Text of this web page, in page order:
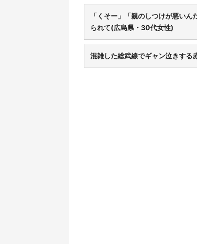
「くそー」「親のしつけが悪い
られて(広島県・30代女性)
混雑した総武線でギャン泣きする